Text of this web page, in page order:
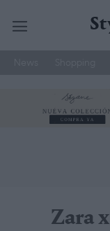
contenido
Zara